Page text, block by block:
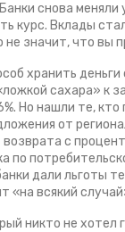
Банки снова
курс. Вклады
значит, что вы
хранить
сахара» к
Но нашли те,
от
с
по
дали льготы
«на всякий
никто не хотел